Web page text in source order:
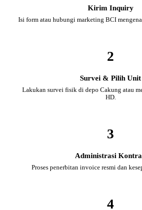
Kirim Inquiry
Isi form atau hubungi marketing BCI
2
Survei & Pilih Unit
Lakukan survei fisik di depo Cakung atau
HD.
3
Administrasi
Proses penerbitan invoice resmi dan
4